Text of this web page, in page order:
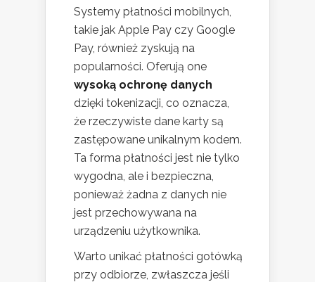
Systemy płatności mobilnych,
takie jak Apple Pay czy Google
Pay, również zyskują na
popularności. Oferują one
wysoką ochronę danych
dzięki tokenizacji, co oznacza,
że rzeczywiste dane karty są
zastępowane unikalnym kodem.
Ta forma płatności jest nie tylko
wygodna, ale i bezpieczna,
ponieważ żadna z danych nie
jest przechowywana na
urządzeniu użytkownika.
Warto unikać płatności gotówką
przy odbiorze, zwłaszcza jeśli